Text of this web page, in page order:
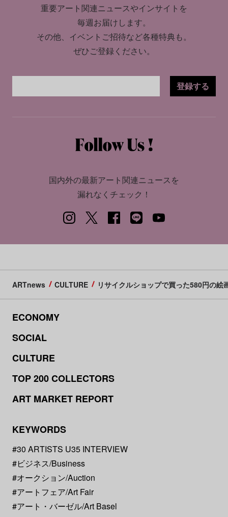
重要アート関連ニュースやインサイトを
毎週お届けします。
その他、イベントご招待など各種特典も。
ぜひご登録ください。
登録する
国内外の最新アート関連ニュースを
漏れなくチェック！
ARTnews CULTURE リサイクルショップで買った580円の
ECONOMY
SOCIAL
CULTURE
TOP 200 COLLECTORS
ART MARKET REPORT
KEYWORDS
#30 ARTISTS U35 INTERVIEW
#ビジネス/Business
#オークション/Auction
#アートフェア/Art Fair
#アート・バーゼル/Art Basel